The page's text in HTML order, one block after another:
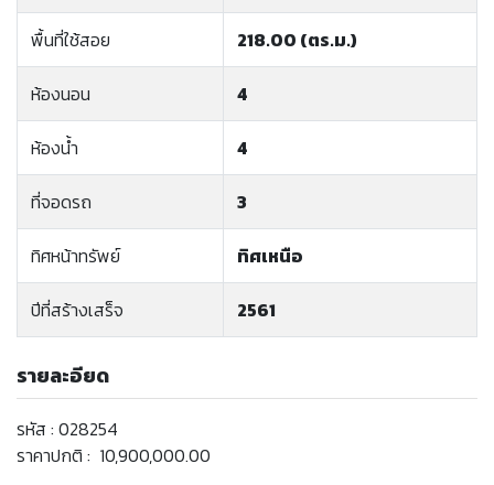
พื้นที่ใช้สอย 218.00 (ตร.ม.)
ห้องนอน 4
ห้องน้ำ 4
ที่จอดรถ 3
ทิศหน้าทรัพย์ ทิศเหนือ
ปีที่สร้างเสร็จ 2561
รายละอียด
รหัส : 028254
ราคาปกติ : 10,900,000.00